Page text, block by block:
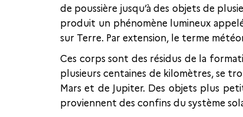
de poussière jusqu’à des objets de
produit un phénomène lumineux
sur Terre. Par extension, le terme
Ces corps sont des résidus de la
plusieurs centaines de kilomètres, se
Mars et de Jupiter. Des objets plus
proviennent des confins du système